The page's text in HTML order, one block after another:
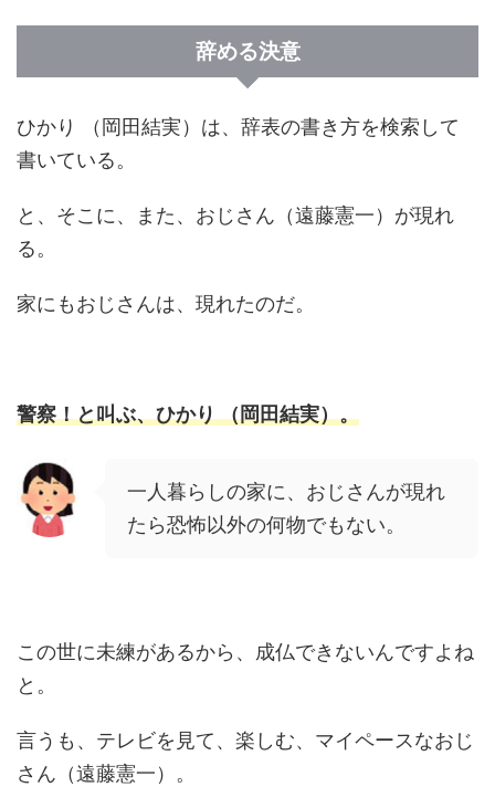
辞める決意
ひかり （岡田結実）は、辞表の書き方を検索して
書いている。
と、そこに、また、おじさん（遠藤憲一）が現れ
る。
家にもおじさんは、現れたのだ。
警察！と叫ぶ、ひかり （岡田結実）。
一人暮らしの家に、おじさんが現れ
たら恐怖以外の何物でもない。
この世に未練があるから、成仏できないんですよね
と。
言うも、テレビを見て、楽しむ、マイペースなおじ
さん（遠藤憲一）。